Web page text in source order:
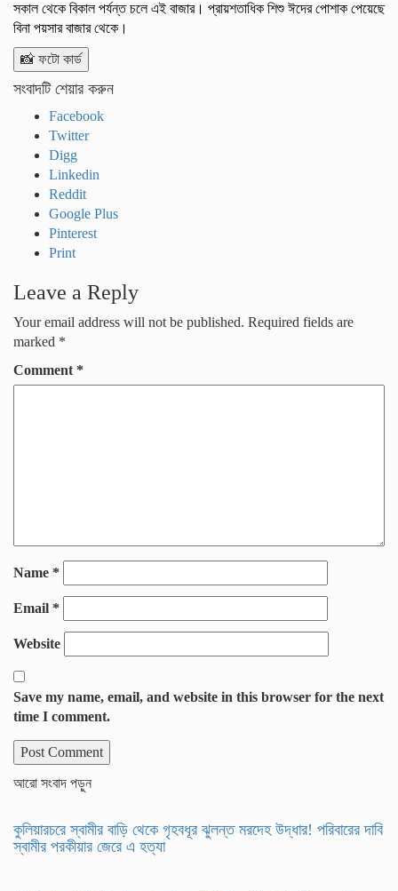
সকাল থেকে বিকাল পর্যন্ত চলে এই বাজার। প্রায়শতাধিক শিশু ঈদের পোশাক পেয়েছে
বিনা পয়সার বাজার থেকে।
📸 ফটো কার্ড
সংবাদটি শেয়ার করুন
Facebook
Twitter
Digg
Linkedin
Reddit
Google Plus
Pinterest
Print
Leave a Reply
Your email address will not be published. Required fields are
marked *
Comment *
Name *
Email *
Website
Save my name, email, and website in this browser for the next
time I comment.
আরো সংবাদ পড়ুন
কুলিয়ারচরে স্বামীর বাড়ি থেকে গৃহবধূর ঝুলন্ত মরদেহ উদ্ধার! পরিবারের দাবি
স্বামীর পরকীয়ার জেরে এ হত্যা